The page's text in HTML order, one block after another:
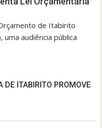
de Itabirito
audiência pública
DE ITABIRITO PROMOVE